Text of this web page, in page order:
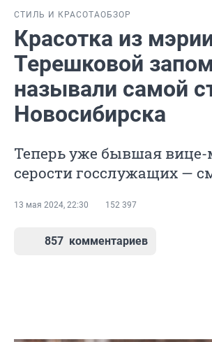
СТИЛЬ И КРАСОТАОБЗОР
Красотка из
Терешковой
называли самой
Новосибирска
Теперь уже бывшая вице-
серости госслужащих —
13 мая 2024, 22:30 152 397
857 комментариев